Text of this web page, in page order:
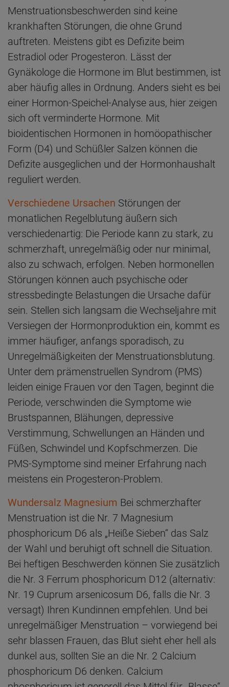
Menstruationsbeschwerden sind keine
krankhaften Störungen, die ohne Grund
auftreten. Meistens gibt es Defizite beim
Estradiol oder Progesteron. Lässt der
Gynäkologe die Hormone im Blut bestimmen, ist
aber häufig alles in Ordnung. Anders sieht es bei
einer Hormon-Speichel-Analyse aus, hier zeigen
sich oft verminderte Hormone. Mit
bioidentischen Hormonen in homöopathischer
Form (D4) und Schüßler Salzen können die
Defizite ausgeglichen und der Hormonhaushalt
reguliert werden.
Verschiedene Ursachen Störungen der
monatlichen Regelblutung äußern sich
verschiedenartig: Die Periode kann zu stark, zu
schmerzhaft, unregelmäßig oder nur minimal,
also zu schwach, erfolgen. Neben hormonellen
Störungen können auch psychische oder
stressbedingte Belastungen die Ursache dafür
sein. Stellen sich langsam die Wechseljahre mit
Versiegen der Hormonproduktion ein, kommt es
immer häufiger, anfangs sporadisch, zu
Unregelmäßigkeiten der Menstruationsblutung.
Unter dem prämenstruellen Syndrom (PMS)
leiden einige Frauen vor den Tagen, beginnt die
Periode, verschwinden die Symptome wie
Brustspannen, Blähungen, depressive
Verstimmung, Schwellungen an Händen und
Füßen, Schwindel und Kopfschmerzen. Die
PMS-Symptome sind meiner Erfahrung nach
meistens ein Progesteron-Problem.
Wundersalz Magnesium Bei schmerzhafter
Menstruation ist die Nr. 7 Magnesium
phosphoricum D6 als „Heiße Sieben“ das Salz
der Wahl und beruhigt oft schnell die Situation.
Bei heftigen Beschwerden können Sie zusätzlich
die Nr. 3 Ferrum phosphoricum D12 (alternativ:
Nr. 19 Cuprum arsenicosum D6, falls die Nr. 3
versagt) Ihren Kundinnen empfehlen. Und bei
unregelmäßiger Menstruation – vorwiegend bei
sehr blassen Frauen, das Blut sieht eher hell als
dunkel aus, sollten Sie an die Nr. 2 Calcium
phosphoricum D6 denken. Calcium